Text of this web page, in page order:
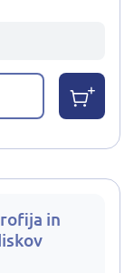
in